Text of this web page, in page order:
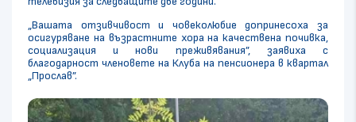
„Вашата отзивчивост и човеколюбие допринесоха за
осигуряване на възрастните хора на качествена почивка,
социализация и нови преживявания”, заявиха с
благодарност членовете на Клуба на пенсионера в квартал
„Прослав”.